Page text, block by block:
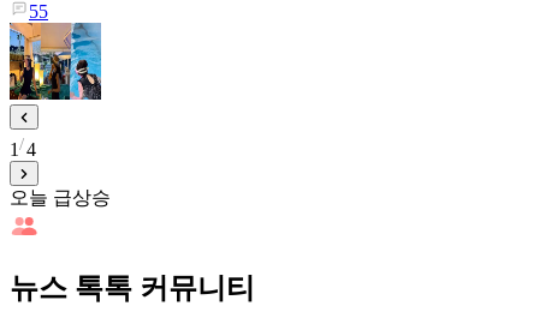
55
1 4
오늘 급상승
뉴스 톡톡 커뮤니티